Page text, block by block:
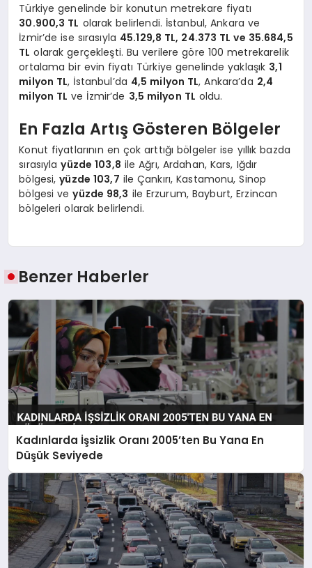
Türkiye genelinde bir konutun metrekare fiyatı
30.900,3 TL olarak belirlendi. İstanbul, Ankara ve
İzmir’de ise sırasıyla 45.129,8 TL, 24.373 TL ve 35.684,5
TL olarak gerçekleşti. Bu verilere göre 100 metrekarelik
ortalama bir evin fiyatı Türkiye genelinde yaklaşık 3,1
milyon TL, İstanbul’da 4,5 milyon TL, Ankara’da 2,4
milyon TL ve İzmir’de 3,5 milyon TL oldu.
En Fazla Artış Gösteren Bölgeler
Konut fiyatlarının en çok arttığı bölgeler ise yıllık bazda
sırasıylayüzde 103,8 ile Ağrı, Ardahan, Kars, Iğdır
bölgesi,yüzde 103,7 ile Çankırı, Kastamonu, Sinop
bölgesi veyüzde 98,3 ile Erzurum, Bayburt, Erzincan
bölgeleri olarak belirlendi.
Benzer Haberler
Kadınlarda İşsizlik Oranı 2005’ten Bu Yana En
Düşük Seviyede